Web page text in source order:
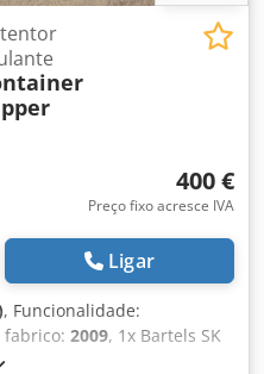
400 €
Preço fixo acresce IVA
Ligar
, Funcionalidade:
fabrico: 2009, 1x Bartels SK
basculante,